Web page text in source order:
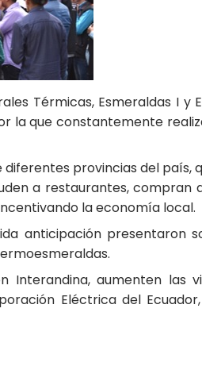
Térmicas, Esmeraldas I y
la que constantemente
diferentes provincias del país,
a restaurantes, compran
la economía local.
anticipación presentaron
aumenten las
Eléctrica del